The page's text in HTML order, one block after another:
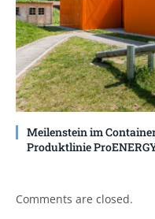
Meilenstein im
Produktlinie
Comments are closed.